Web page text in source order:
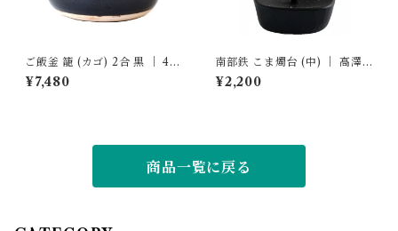
ご飯釜 籠 (カゴ) 2合 黒 ｜ 4th
-market
¥7,480
南部鉄 こま燭台 (中) ｜ 高澤
ろうそく店
¥2,200
商品一覧に戻る